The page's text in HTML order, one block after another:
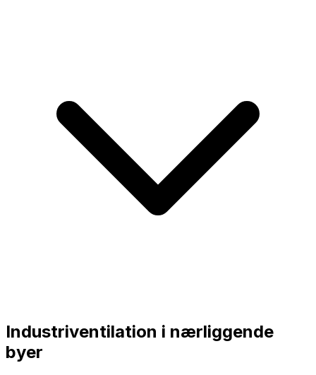
Industriventilation i nærliggende
byer